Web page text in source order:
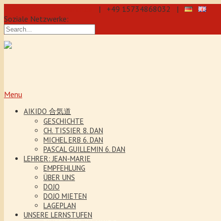
| +49 15734868032 |
Soziale Netzwerke:
Menu
AIKIDO 合気道
GESCHICHTE
CH. TISSIER 8. DAN
MICHEL ERB 6. DAN
PASCAL GUILLEMIN 6. DAN
LEHRER: JEAN-MARIE
EMPFEHLUNG
ÜBER UNS
DOJO
DOJO MIETEN
LAGEPLAN
UNSERE LERNSTUFEN